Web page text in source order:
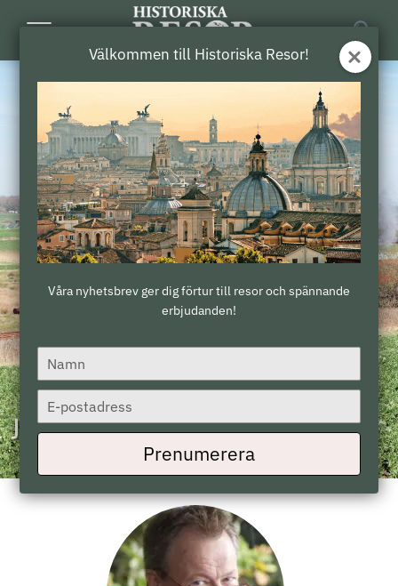
Jöran Nielsen
Välkommen till Historiska Resor!
Våra nyhetsbrev ger dig förtur till resor och spännande
erbjudanden!
Type
your
name
Type
your
email
Prenumerera